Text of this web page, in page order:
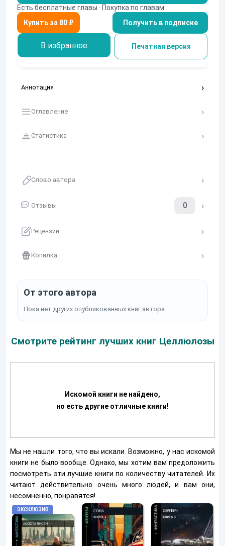
Есть бесплатные главы · Покупка по главам
Получить в подписке
В избранное Печатная версия
Аннотация
Оглавление
Статистика
Слово автора
Отзывы 0
Рецензии
Копилка
От этого автора
Пока нет других опубликованных книг автора.
Смотрите рейтинг лучших книг Целлюлозы
Искомой книги не найдено,
но есть другие отличные книги!
Мы не нашли того, что вы искали. Возможно, у нас искомой
книги не было вообще. Однако, мы хотим вам предоложить
посмотреть эти лучшие книги по количеству читателей. Их
читают действительно очень много людей, и вам они,
несомненно, понравятся!